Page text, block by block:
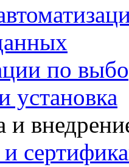
по
установка
и